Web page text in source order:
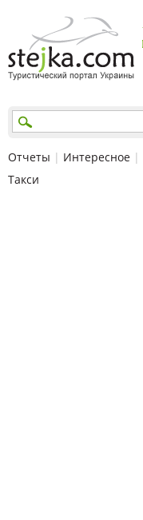
Отчеты | Интересное |
Такси